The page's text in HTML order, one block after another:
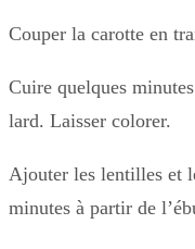
Couper la carotte en
Cuire quelques
lard. Laisser colorer.
Ajouter les lentilles et
minutes à partir de